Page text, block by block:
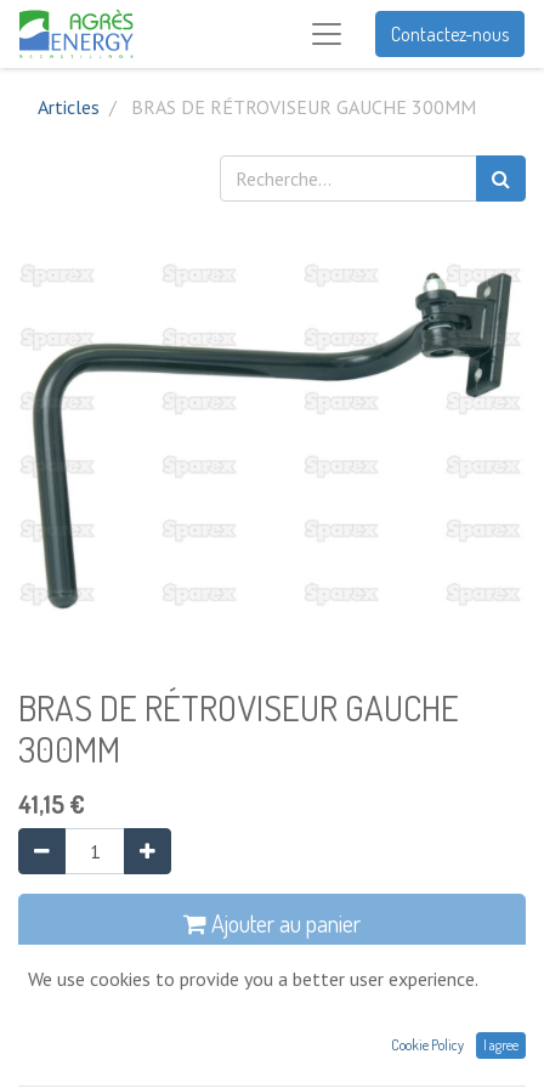
Contactez-nous
Articles BRAS DE RÉTROVISEUR GAUCHE 300MM
BRAS DE RÉTROVISEUR GAUCHE
300MM
41,15€
Ajouter au panier
Temporairement en rupture de stock
We use cookies to provide you a better user experience.
Cookie Policy I agree